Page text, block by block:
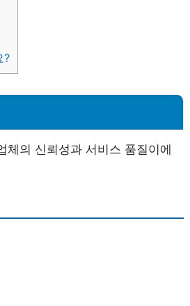
?
체의 신뢰성과 서비스 품질이에